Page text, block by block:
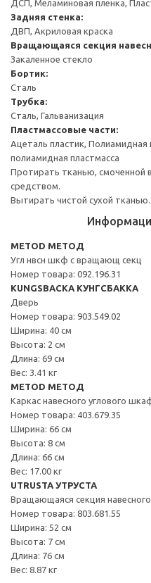
ДСП, Меламиновая пленка,
Задняя стенка:
ДВП, Акриловая краска
Вращающаяся секция
Закаленное стекло
Бортик:
Сталь
Трубка:
Сталь, Гальванизация
Пластмассовые части:
Ацеталь пластик, Полиамидная
полиамидная пластмасса
Протирать тканью,
средством.
Вытирать чистой сухой тканью.
METOD МЕТОД
Угл нвсн шкф с вращающ секц
Номер товара: 092.196.31
KUNGSBACKA КУНГСБАККА
Дверь
Номер товара: 903.549.02
Ширина: 40 см
Высота: 2 см
Длина: 69 см
Вес: 3.41 кг
METOD МЕТОД
Каркас навесного углового
Номер товара: 403.679.35
Ширина: 66 см
Высота: 8 см
Длина: 66 см
Вес: 17.00 кг
UTRUSTA УТРУСТА
Вращающаяся секция
Номер товара: 803.681.55
Ширина: 52 см
Высота: 7 см
Длина: 76 см
Вес: 8.87 кг